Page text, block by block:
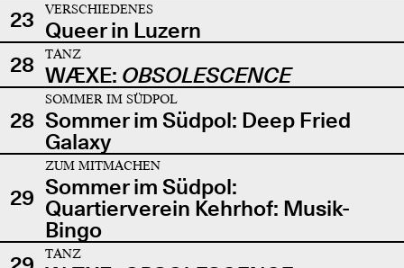
23
VERSCHIEDENES
Queer in Luzern
28
TANZ
WÆXE: OBSOLESCENCE
28
SOMMER IM SÜDPOL
Sommer im Südpol: Deep Fried
Galaxy
29
ZUM MITMACHEN
Sommer im Südpol:
Quartierverein Kehrhof: Musik-
Bingo
TANZ